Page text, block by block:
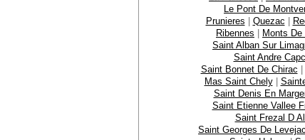
Le Pont De
Prunieres | Quezac |
Ribennes | Monts De
Saint Alban Sur
Saint Andre
Saint Bonnet De Chirac |
Mas Saint Chely|
Saint Denis En
Saint Etienne Vallee
Saint Frezal D
Saint Georges De Levejac